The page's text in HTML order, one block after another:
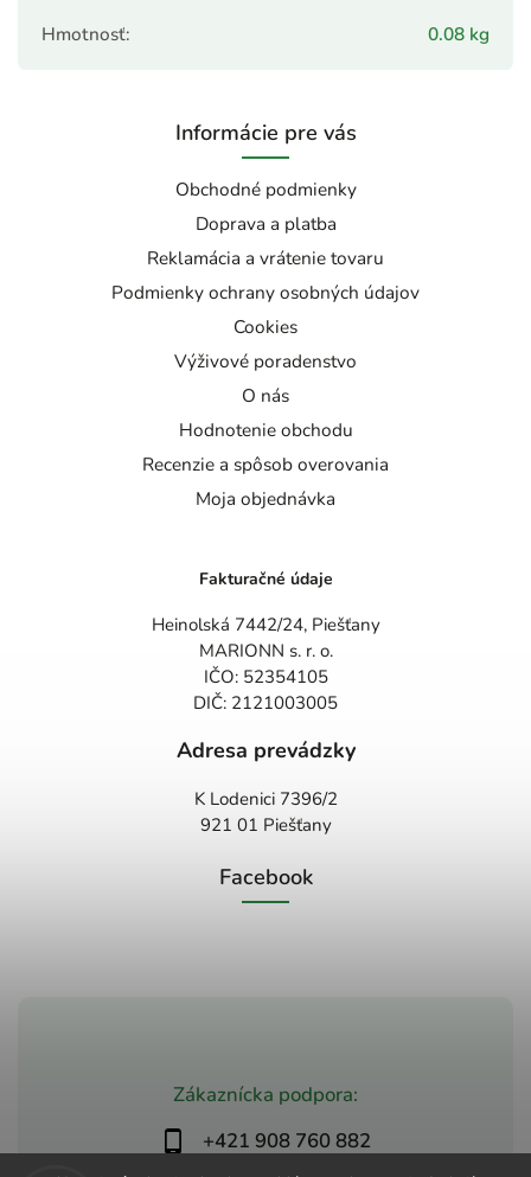
Hmotnosť: 0.08 kg
Zákaznícka podpora:
+421 908 760 882
Informácie pre vás
Obchodné podmienky
Doprava a platba
Reklamácia a vrátenie tovaru
Podmienky ochrany osobných údajov
Cookies
Výživové poradenstvo
O nás
Hodnotenie obchodu
Recenzie a spôsob overovania
Moja objednávka
Fakturačné údaje
Heinolská 7442/24, Piešťany
MARIONN s. r. o.
IČO: 52354105
DIČ: 2121003005
Adresa prevádzky
K Lodenici 7396/2
921 01 Piešťany
Facebook